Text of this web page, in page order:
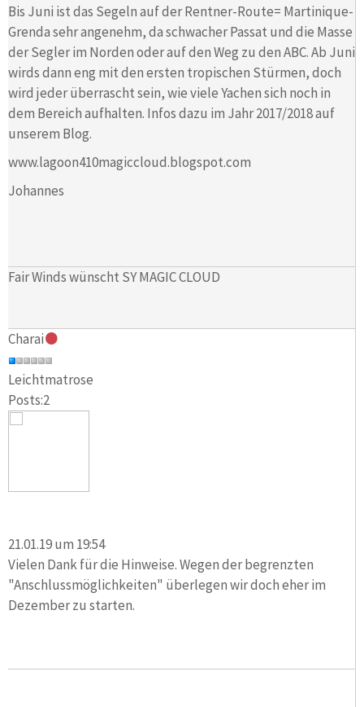
Bis Juni ist das Segeln auf der Rentner-Route= Martinique-
Grenda sehr angenehm, da schwacher Passat und die Masse
der Segler im Norden oder auf den Weg zu den ABC. Ab Juni
wirds dann eng mit den ersten tropischen Stürmen, doch
wird jeder überrascht sein, wie viele Yachen sich noch in
dem Bereich aufhalten. Infos dazu im Jahr 2017/2018 auf
unserem Blog.
www.lagoon410magiccloud.blogspot.com
Johannes
Fair Winds wünscht SY MAGIC CLOUD
Charai
Leichtmatrose
Posts:2
21.01.19 um 19:54
Vielen Dank für die Hinweise. Wegen der begrenzten
"Anschlussmöglichkeiten" überlegen wir doch eher im
Dezember zu starten.